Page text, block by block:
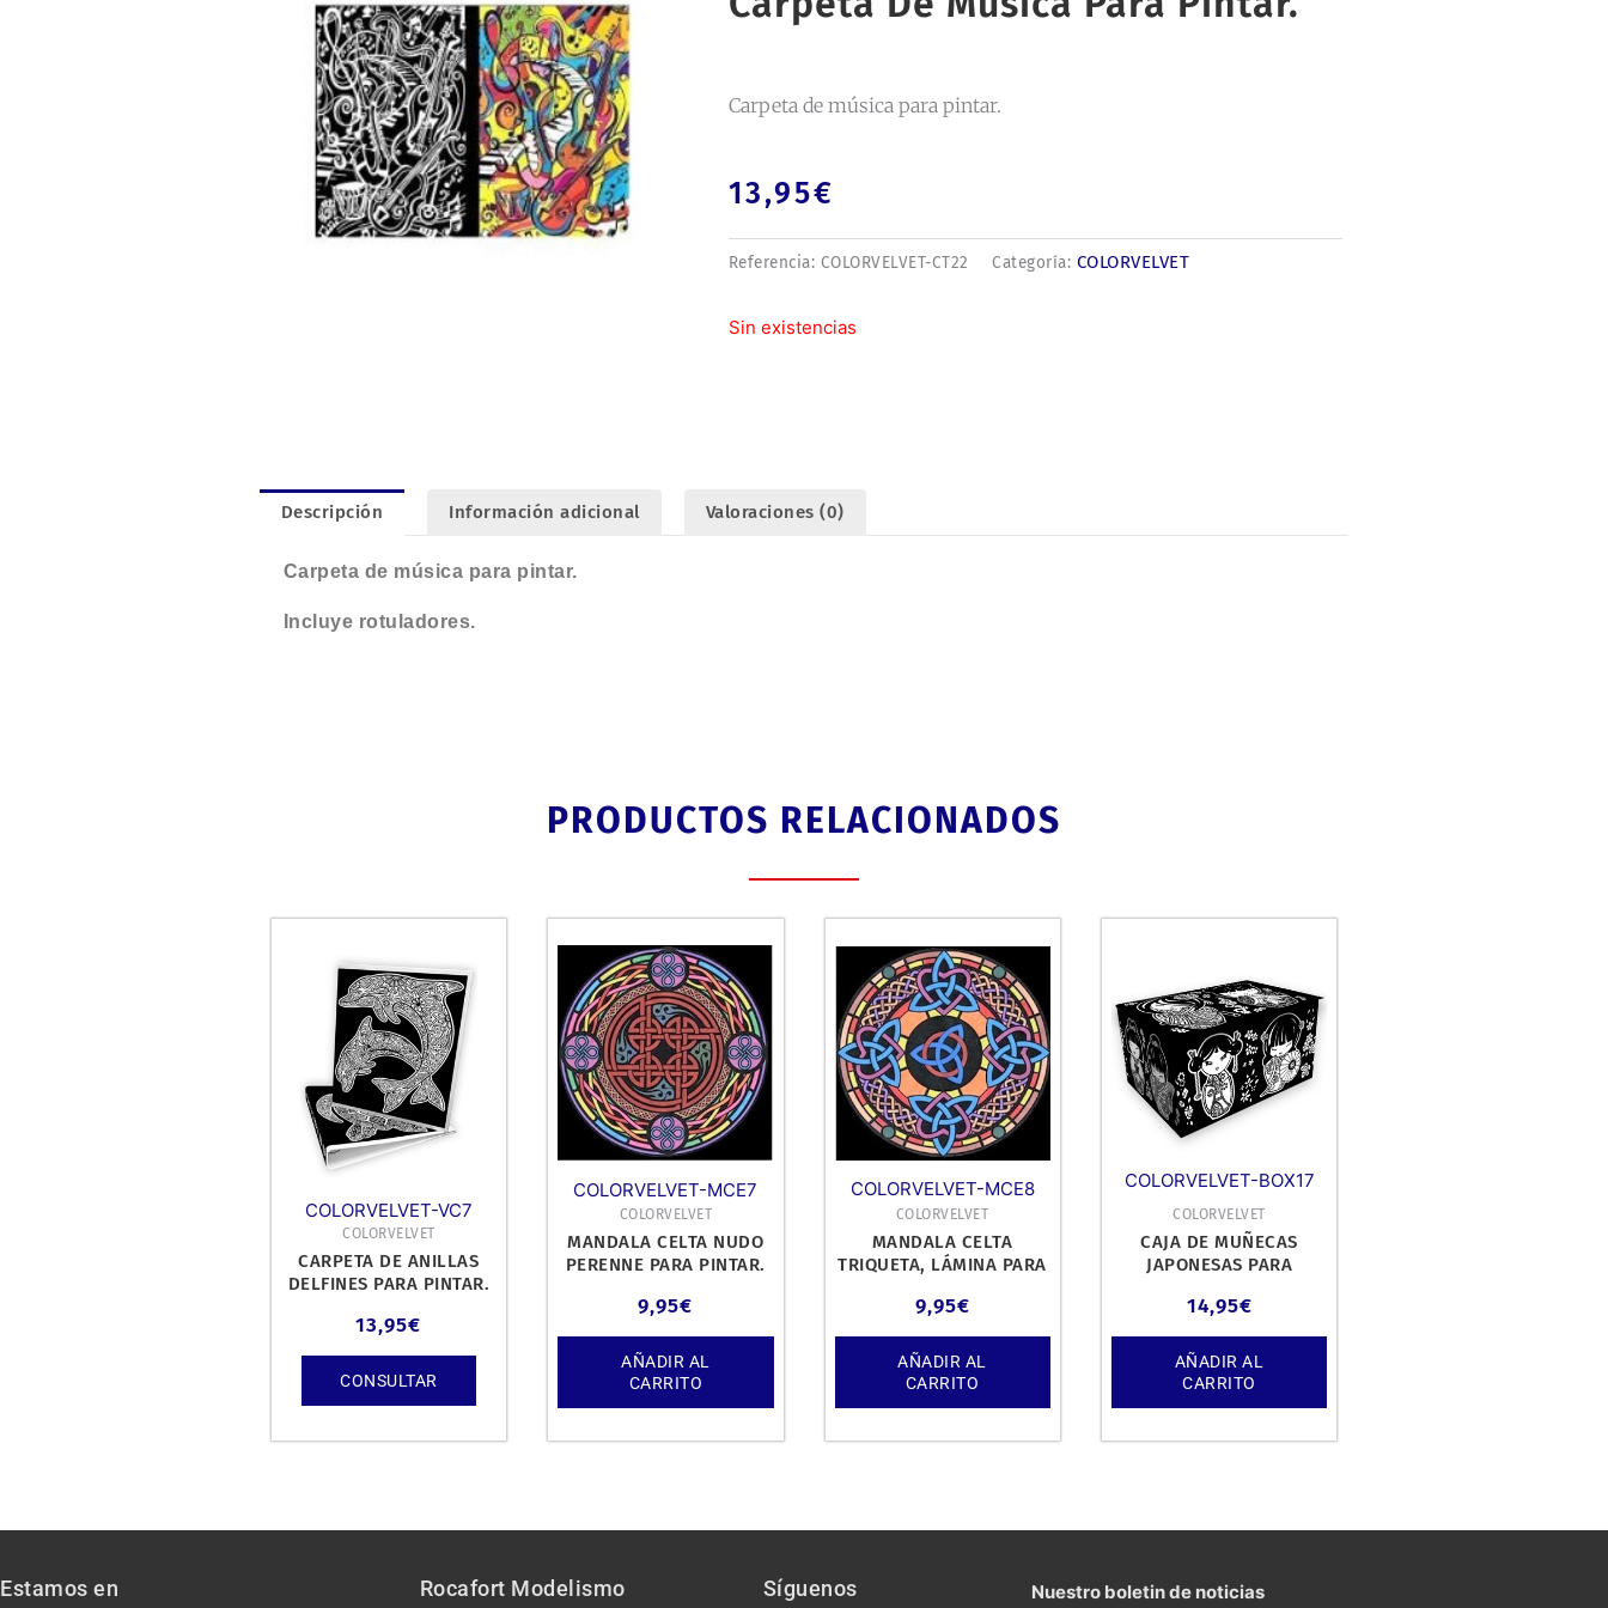
Carpeta de música para pintar.
13,95€
Referencia: COLORVELVET-CT22 Categoría: COLORVELVET
Sin existencias
Descripción Información adicional Valoraciones (0)
Carpeta de música para pintar.
Incluye rotuladores.
PRODUCTOS RELACIONADOS
COLORVELVET-VC7
COLORVELVET
CARPETA DE ANILLAS
DELFINES PARA PINTAR.
13,95€
CONSULTAR
COLORVELVET-MCE7
COLORVELVET
MANDALA CELTA NUDO
PERENNE PARA PINTAR.
9,95€
AÑADIR AL
CARRITO
COLORVELVET-MCE8
COLORVELVET
MANDALA CELTA
TRIQUETA, LÁMINA PARA
9,95€
AÑADIR AL
CARRITO
COLORVELVET-BOX17
COLORVELVET
CAJA DE MUÑECAS
JAPONESAS PARA
14,95€
AÑADIR AL
CARRITO
Estamos en Rocafort Modelismo Síguenos Nuestro boletin de noticias